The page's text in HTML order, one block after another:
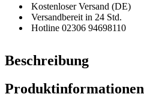
Kostenloser Versand (DE)
Versandbereit in 24 Std.
Hotline 02306 94698110
Beschreibung
Produktinformationen